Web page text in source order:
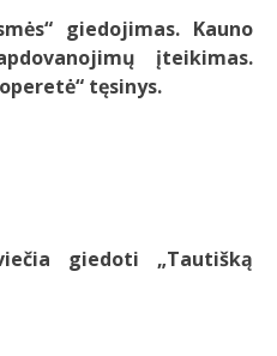
giedojimas. Kauno
įteikimas.
tęsinys.
giedoti „Tautišką